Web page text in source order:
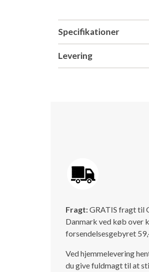
Specifikationer
Levering
Fragt:GRATIS fragt til
Danmark ved køb over
forsendelsesgebyret
Ved hjemmelevering
du give fuldmagt til at